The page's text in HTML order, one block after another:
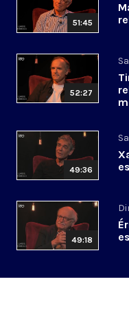
51:45
52:27
49:36
49:18